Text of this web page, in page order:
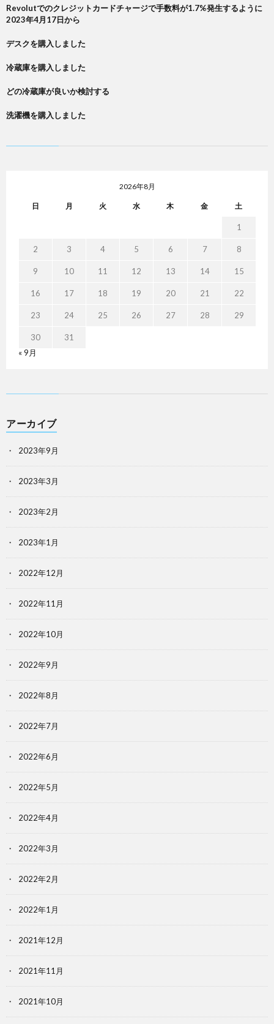
Revolutでのクレジットカードチャージで手数料が1.7%発生するように
2023年4月17日から
デスクを購入しました
冷蔵庫を購入しました
どの冷蔵庫が良いか検討する
洗濯機を購入しました
2026年8月
日 月 火 水 木 金 土
1
2 3 4 5 6 7 8
9 10 11 12 13 14 15
16 17 18 19 20 21 22
23 24 25 26 27 28 29
30
31
« 9月
アーカイブ
2023年9月
2023年3月
2023年2月
2023年1月
2022年12月
2022年11月
2022年10月
2022年9月
2022年8月
2022年7月
2022年6月
2022年5月
2022年4月
2022年3月
2022年2月
2022年1月
2021年12月
2021年11月
2021年10月